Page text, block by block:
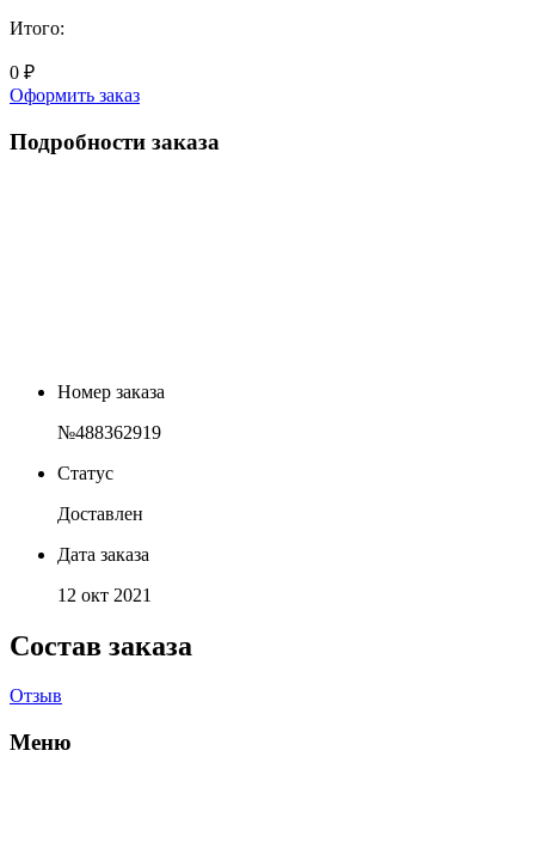
Итого:
0 ₽
Оформить заказ
Подробности заказа
Номер заказа
№488362919
Статус
Доставлен
Дата заказа
12 окт 2021
Состав заказа
Отзыв
Меню